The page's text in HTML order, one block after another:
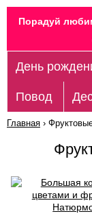
Порадуй
День
Повод
Главная ›